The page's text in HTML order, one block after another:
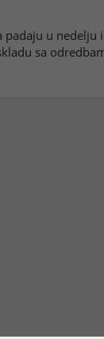
padaju u
sa